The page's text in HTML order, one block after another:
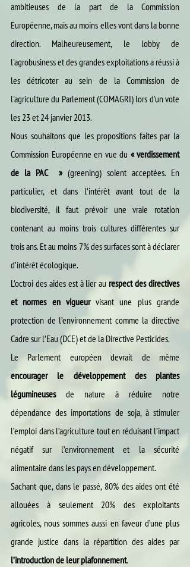
ambitieuses de la part de la Commission
Européenne, mais au moins elles vont dans la bonne
direction. Malheureusement, le lobby de
l'agrobusiness et des grandes exploitations a réussi à
les détricoter au sein de la Commission de
l'agriculture du Parlement (COMAGRI) lors d'un vote
les 23 et 24 janvier 2013.
Nous souhaitons que les propositions faites par la
Commission Européenne en vue du « verdissement
de la PAC  » (greening) soient acceptées. En
particulier, et dans l’intérêt avant tout de la
biodiversité, il faut prévoir une vraie rotation
contenant au moins trois cultures différentes sur
trois ans. Et au moins 7% des surfaces sont à déclarer
d’intérêt écologique.
L’octroi des aides est à lier au respect des directives
et normes en vigueur visant une plus grande
protection de l’environnement comme la directive
Cadre sur l’Eau (DCE) et de la Directive Pesticides.
encourager le développement des plantes
légumineuses de nature à réduire notre
dépendance des importations de soja, à stimuler
l’emploi dans l’agriculture tout en réduisant l’impact
négatif sur l’environnement et la sécurité
alimentaire dans les pays en développement.
Sachant que, dans le passé, 80% des aides ont été
allouées à seulement 20% des exploitants
agricoles, nous sommes aussi en faveur d’une plus
grande justice dans la répartition des aides par
l’introduction de leur plafonnement.